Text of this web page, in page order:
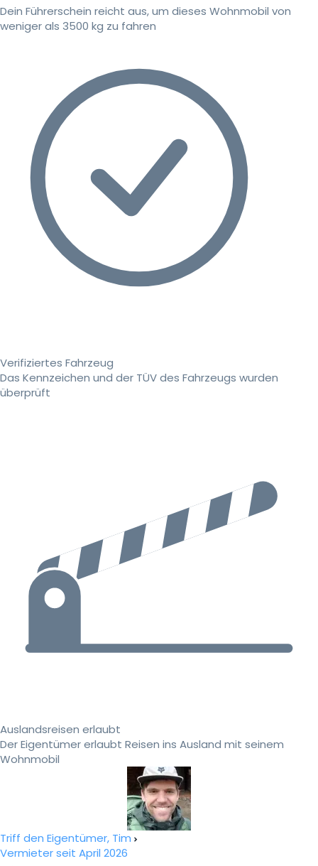
Dein Führerschein reicht aus, um dieses Wohnmobil von
weniger als 3500 kg zu fahren
Verifiziertes Fahrzeug
Das Kennzeichen und der TÜV des Fahrzeugs wurden
überprüft
Auslandsreisen erlaubt
Der Eigentümer erlaubt Reisen ins Ausland mit seinem
Wohnmobil
Triff den Eigentümer, Tim
Vermieter seit April 2026